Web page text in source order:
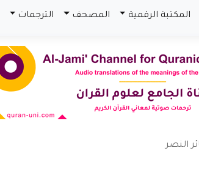
المكتبة الرقمية المصحف الترجمات
النصر